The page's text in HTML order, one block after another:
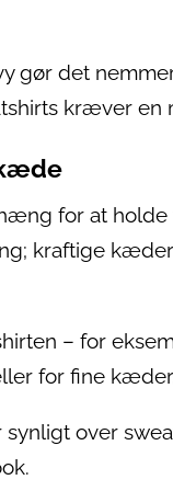
gør det
kræver
for at holde
kraftige
– for
for fine
over